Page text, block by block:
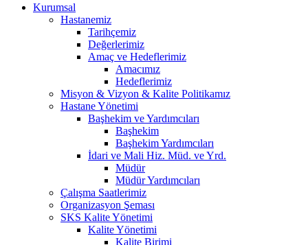
Kurumsal
Hastanemiz
Tarihçemiz
Değerlerimiz
Amaç ve Hedeflerimiz
Amacımız
Hedeflerimiz
Misyon & Vizyon & Kalite Politikamız
Hastane Yönetimi
Başhekim ve Yardımcıları
Başhekim
Başhekim Yardımcıları
İdari ve Mali Hiz. Müd. ve Yrd.
Müdür
Müdür Yardımcıları
Çalışma Saatlerimiz
Organizasyon Şeması
SKS Kalite Yönetimi
Kalite Yönetimi
Kalite Birimi